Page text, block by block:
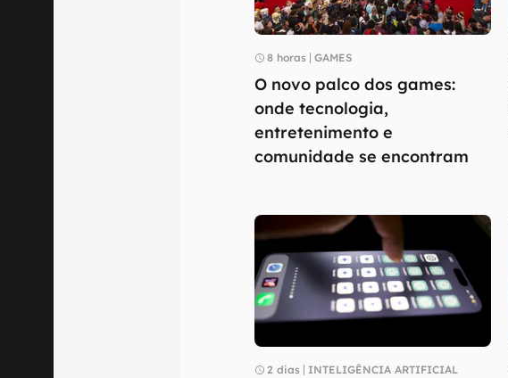
8 horas GAMES
O novo palco dos games:
onde tecnologia,
entretenimento e
comunidade se encontram
2 dias INTELIGÊNCIA ARTIFICIAL